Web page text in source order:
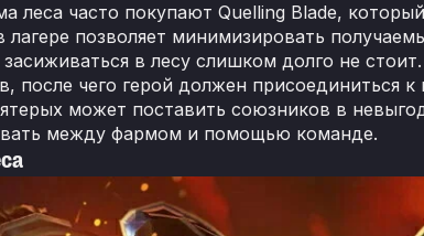
леса часто покупают Quelling Blade,
лагере позволяет минимизировать
в лесу слишком долго не
после чего герой должен присоединиться
может поставить союзников в
между фармом и помощью команде.